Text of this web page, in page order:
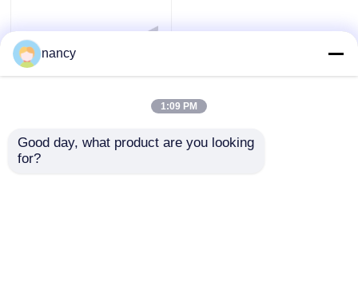
Striscia LED ad alta
efficienza serie Top
nancy
1:09 PM
Good day, what product are you looking
for?